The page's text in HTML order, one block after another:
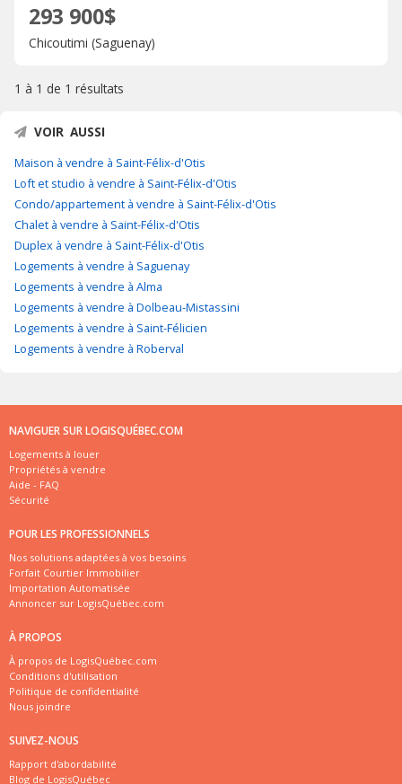
293 900$
Chicoutimi (Saguenay)
1 à 1 de 1 résultats
VOIR AUSSI
Maison à vendre à Saint-Félix-d'Otis
Loft et studio à vendre à Saint-Félix-d'Otis
Condo/appartement à vendre à Saint-Félix-d'Otis
Chalet à vendre à Saint-Félix-d'Otis
Duplex à vendre à Saint-Félix-d'Otis
Logements à vendre à Saguenay
Logements à vendre à Alma
Logements à vendre à Dolbeau-Mistassini
Logements à vendre à Saint-Félicien
Logements à vendre à Roberval
NAVIGUER SUR LOGISQUÉBEC.COM
Logements à louer
Propriétés à vendre
Aide - FAQ
Sécurité
POUR LES PROFESSIONNELS
Nos solutions adaptées à vos besoins
Forfait Courtier Immobilier
Importation Automatisée
Annoncer sur LogisQuébec.com
À PROPOS
À propos de LogisQuébec.com
Conditions d'utilisation
Politique de confidentialité
Nous joindre
SUIVEZ-NOUS
Rapport d'abordabilité
Blog de LogisQuébec